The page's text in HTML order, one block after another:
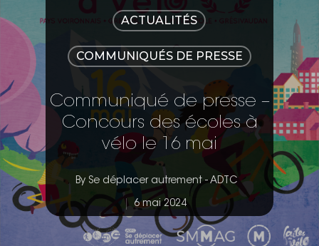
ACTUALITÉS
COMMUNIQUÉS DE PRESSE
Communiqué de presse –
Concours des écoles à
vélo le 16 mai
By Se déplacer autrement - ADTC
6 mai 2024